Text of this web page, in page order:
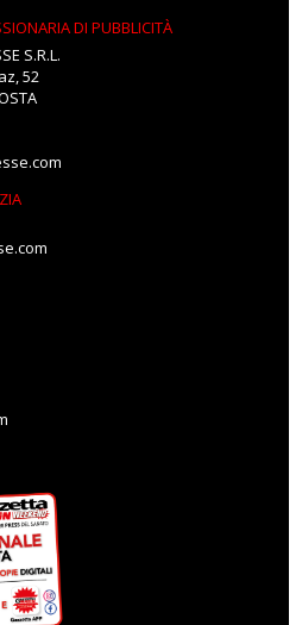
DI PUBBLICITÀ
S.R.L.
52